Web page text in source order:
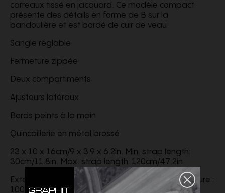
carreaux tissé en jacquard. Ce modèle compact
présente des détails en forme de B sur la
bandoulière et est bordé de cuir de veau.
Sangle réglable
Fermeture zippée
Deux compartiments
Ajusteurs latéraux
Bords peints à la main
Quincaillerie en métal brossé
23 x 10 x 16cm/9 x 3.9 x 6.2in. Min. strap length:
30cm/11.8in. Max. strap length: 120cm/47.2in
Extérieur : 78 % polyamide, 22 % polyester Garniture :
100 % cuir de veau Doublure : 100% polyamide